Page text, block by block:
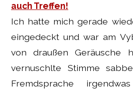
auch Treffen!
Ich hatte mich gerade
eingedeckt und war am
von draußen Geräusche
vernuschlte Stimme
Fremdsprache